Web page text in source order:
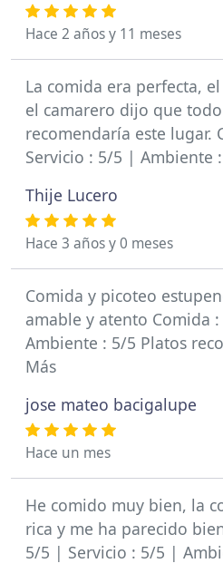
Hace 2 años y 11 meses
La comida era perfecta,
el camarero dijo que
recomendaría este lugar.
Servicio : 5/5 | Ambiente
Thije Lucero
Hace 3 años y 0 meses
Comida y picoteo
amable y atento Comida
Ambiente : 5/5 Platos
Más
jose mateo bacigalupe
Hace un mes
He comido muy bien, la
rica y me ha parecido
5/5 | Servicio : 5/5 |